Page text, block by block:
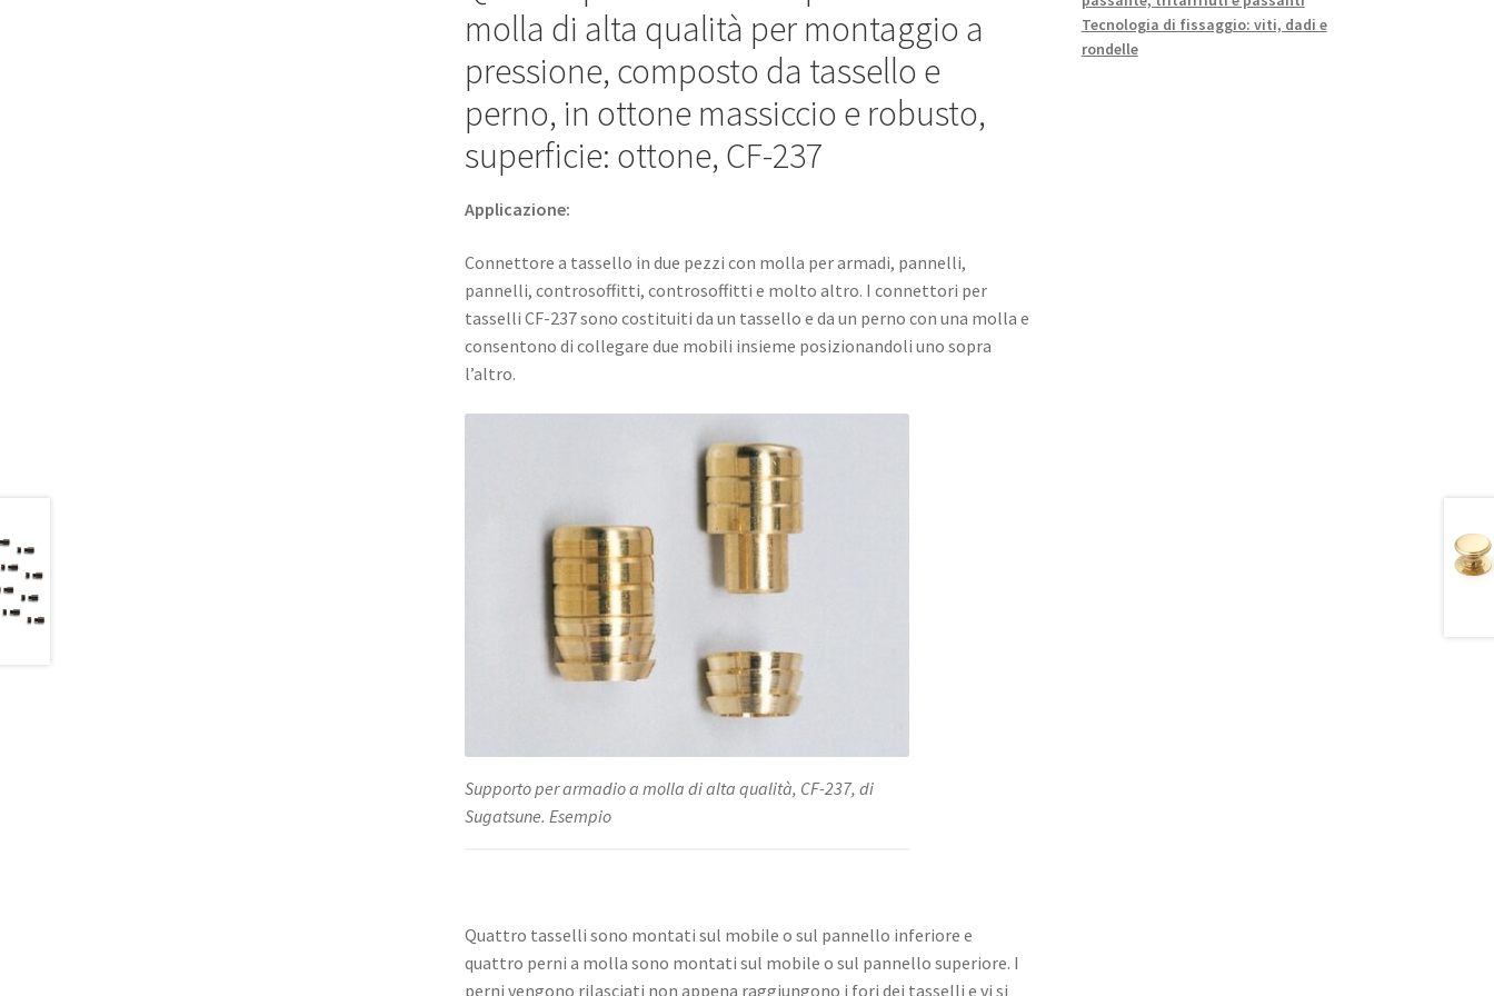
pannelli,
controsoffitti,
controsoffitti
molto
altro,
Sugatsune
LAMP®
(Giappone)
quantità
molla di alta qualità per montaggio a
pressione, composto da tassello e
perno, in ottone massiccio e robusto,
superficie: ottone, CF-237
Applicazione:
Connettore a tassello in due pezzi con molla per armadi, pannelli,
pannelli, controsoffitti, controsoffitti e molto altro. I connettori per
tasselli CF-237 sono costituiti da un tassello e da un perno con una molla e
consentono di collegare due mobili insieme posizionandoli uno sopra
l’altro.
Supporto per armadio a molla di alta qualità, CF-237, di
Sugatsune. Esempio
Quattro tasselli sono montati sul mobile o sul pannello inferiore e
quattro perni a molla sono montati sul mobile o sul pannello superiore. I
perni vengono rilasciati non appena raggiungono i fori dei tasselli e vi si
Tecnologia di fissaggio: viti, dadi e
rondelle